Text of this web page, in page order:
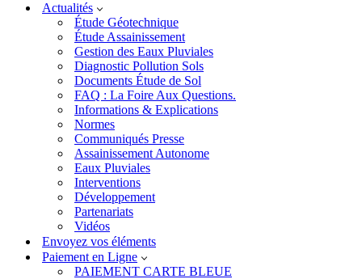
Actualités
Étude Géotechnique
Étude Assainissement
Gestion des Eaux Pluviales
Diagnostic Pollution Sols
Documents Étude de Sol
FAQ : La Foire Aux Questions.
Informations & Explications
Normes
Communiqués Presse
Assainissement Autonome
Eaux Pluviales
Interventions
Développement
Partenariats
Vidéos
Envoyez vos éléments
Paiement en Ligne
PAIEMENT CARTE BLEUE